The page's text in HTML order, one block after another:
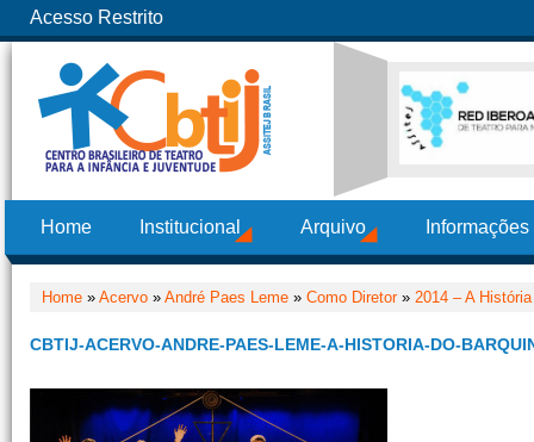
Acesso Restrito
Home Institucional Arquivo
Home » Acervo » André Paes Leme » Como Diretor» 2014 – A
CBTIJ-ACERVO-ANDRE-PAES-LEME-A-HISTORIA-DO-